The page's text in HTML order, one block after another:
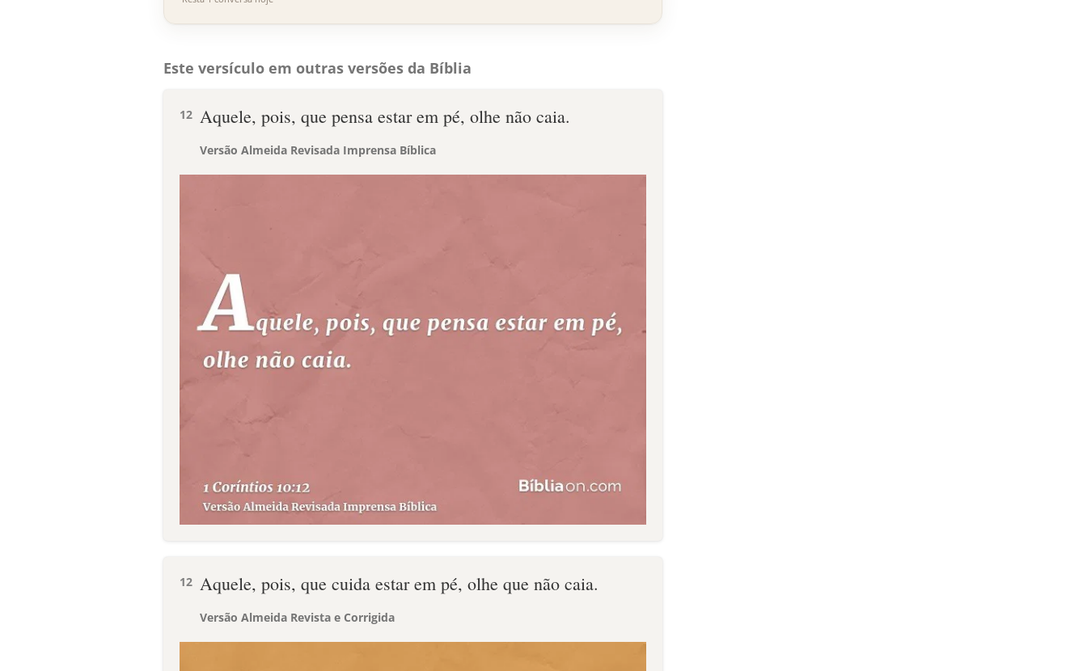
Este versículo em outras versões da Bíblia
12 Aquele, pois, que pensa estar em pé, olhe não caia.
Versão Almeida Revisada Imprensa Bíblica
12 Aquele, pois, que cuida estar em pé, olhe que não caia.
Versão Almeida Revista e Corrigida